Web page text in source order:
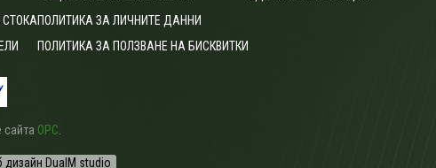
ПОЛИТИКА ЗА ЛИЧНИТЕ ДАННИ
ПОЛИТИКА ЗА ПОЛЗВАНЕ НА БИСКВИТКИ
сайта ОРС
дизайн DualM studio